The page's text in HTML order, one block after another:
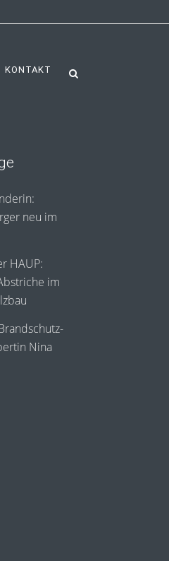
KONTAKT
neu im
HAUP:
im
Nina